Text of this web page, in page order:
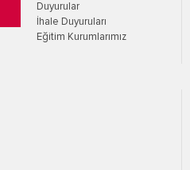
Duyurular
İhale Duyuruları
Eğitim Kurumlarımız